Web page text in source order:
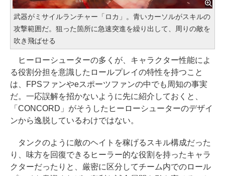
武器がミサイルランチャー「ロカ」。青いカーソルがスキルの
攻撃範囲だ。狙った箇所に急速突進を繰り出して、周りの敵を
吹き飛ばせる
ヒーローシューターの多くが、キャラクター性能によ
る役割分担を意識したロールプレイの特性を持つこと
は、FPSファンやeスポーツファンの中でも周知の事実
だ。一応誤解を招かないように先に紹介しておくと、
「CONCORD」がそうしたヒーローシューターのデザイ
ンから逸脱しているわけではない。
タンクのように敵のヘイトを稼げるスキル構成だった
り、味方を回復できるヒーラー的な役割を持ったキャラ
クターだったりと、厳密に区分してチーム内でのロール